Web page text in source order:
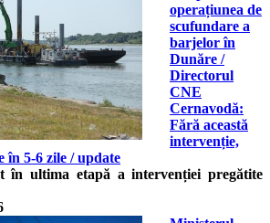
operațiunea de
scufundare a
barjelor în
Dunăre /
Directorul
CNE
Cernavodă:
Fără această
intervenție,
în 5-6 zile / update
în ultima etapă a intervenției pregătite